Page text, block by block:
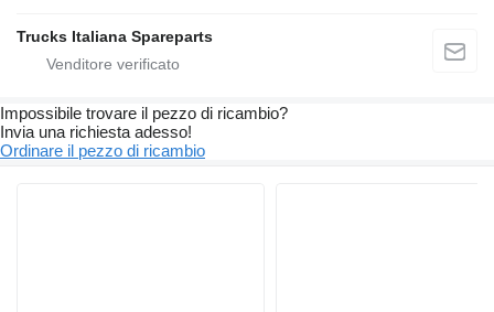
Trucks Italiana Spareparts
Impossibile trovare il pezzo di ricambio?
Invia una richiesta adesso!
Ordinare il pezzo di ricambio